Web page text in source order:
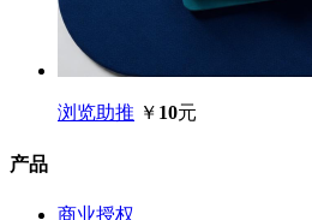
浏览助推 ￥ 10元
产品
商业授权